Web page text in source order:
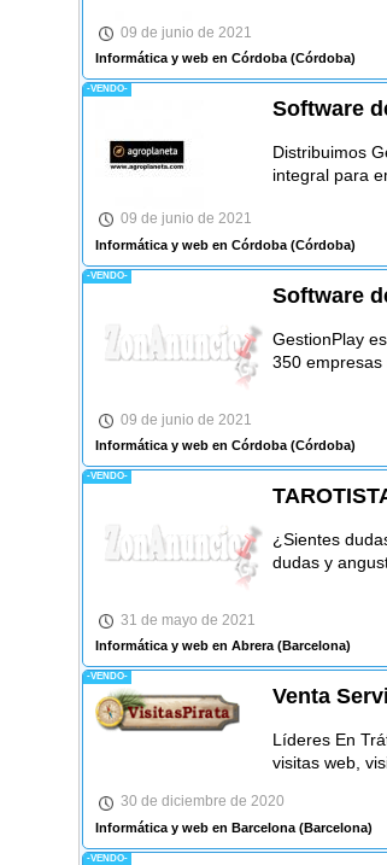
09 de junio de 2021
Informática y web en Córdoba(Córdoba)
-VENDO-
Software
Distribuimos
integral para
09 de junio de 2021
Informática y web en Córdoba(Córdoba)
-VENDO-
Software
GestionPlay
350 empresas
09 de junio de 2021
Informática y web en Córdoba(Córdoba)
-VENDO-
¿Sientes
dudas y
31 de mayo de 2021
Informática y web en Abrera(Barcelona)
-VENDO-
Venta
Líderes En
visitas web,
30 de diciembre de 2020
Informática y web en Barcelona(Barcelona)
-VENDO-